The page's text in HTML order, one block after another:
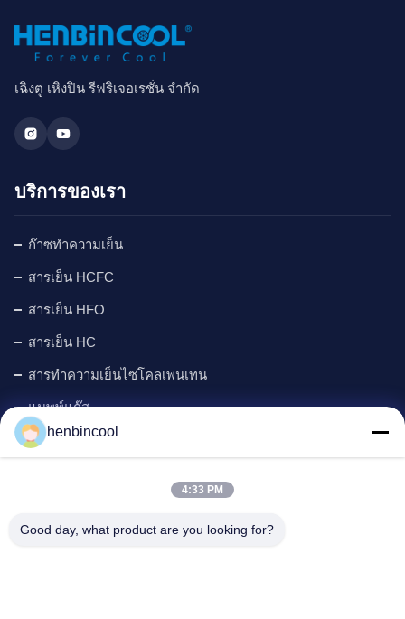
เฉิงตู เหิงปิน รีฟริเจอเรชั่น จำกัด
บริการของเรา
ก๊าซทำความเย็น
สารเย็น HCFC
สารเย็น HFO
สารเย็น HC
สารทำความเย็นไซโคลเพนเทน
แมพพ์แก๊ส
ตัวแทนฟอง
New
henbincool
4:33 PM
Good day, what product are you looking for?